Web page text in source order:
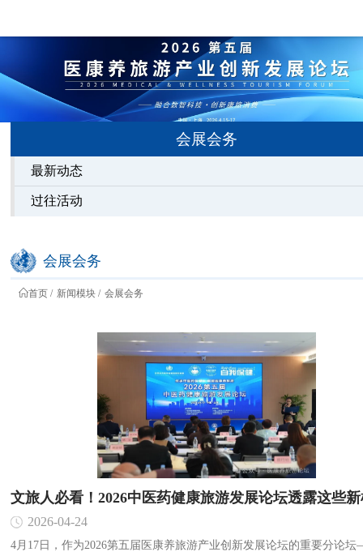
会展会务
最新动态
过往活动
会展会务
首页 新闻模块 会展会务
文旅人必看！2026中医药健康旅游发展论坛透露这些
2026-04-24
4月17日，作为2026第五届医康养旅游产业创新发展论坛的重要分论